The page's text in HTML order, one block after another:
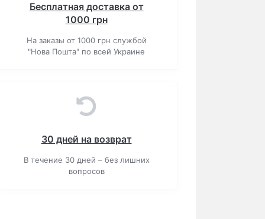
Бесплатная доставка от
1000 грн
На заказы от 1000 грн службой
"Нова Пошта" по всей Украине
30 дней на возврат
В течение 30 дней – без лишних
вопросов